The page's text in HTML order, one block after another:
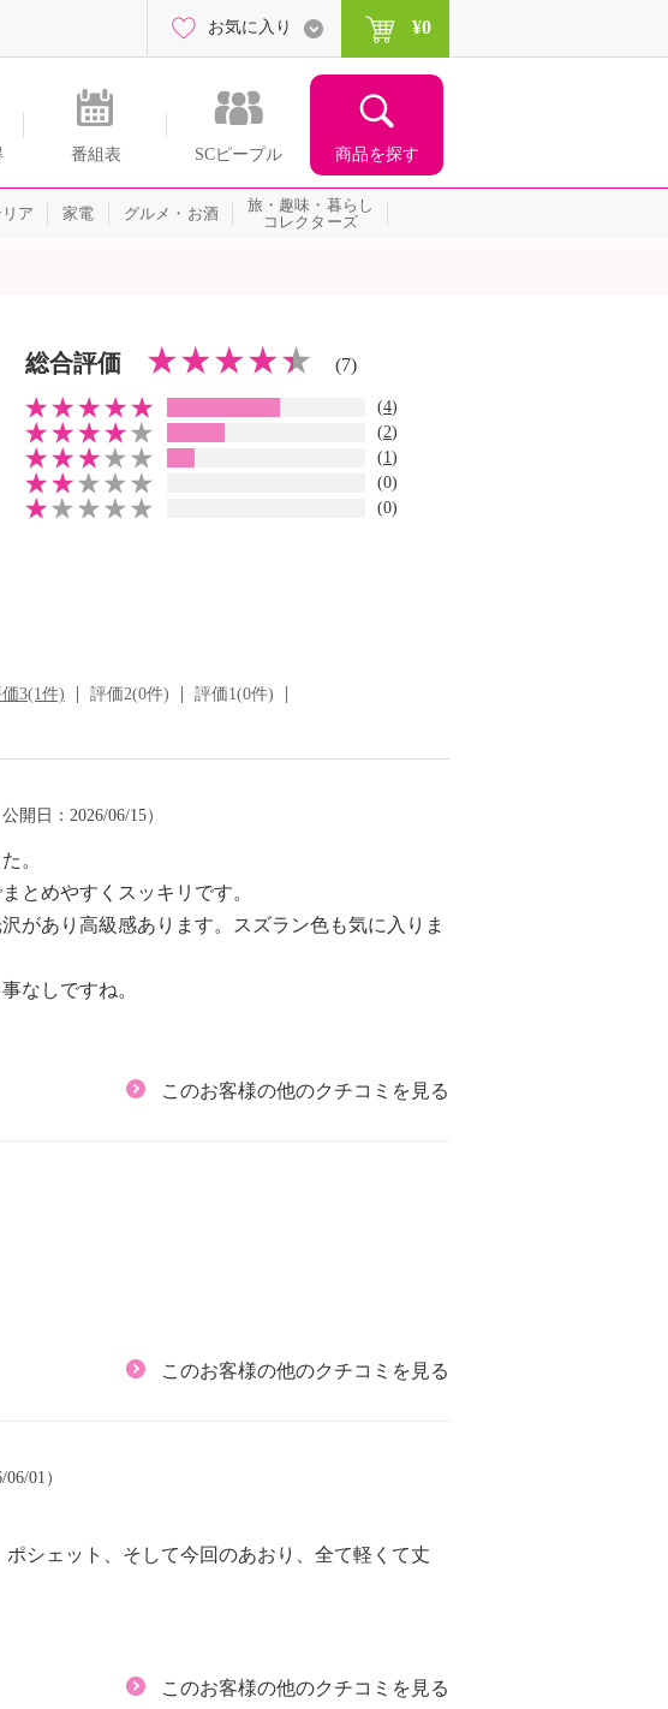
番組表 SCピープル 商品を探す
お気に入り ¥0
ア 家電 グルメ・お酒
旅・趣味・暮らし
コレクターズ
総合評価 (7)
(4)
(2)
(1 )
(0)
(0)
3(1件) 評価2(0件) 評価1(0件)
開日：2026/06/15）
。
とめやすくスッキリです。
があり高級感あります。スズラン色も気に入りま
なしですね。
このお客様の他のクチコミを見る
このお客様の他のクチコミを見る
01）
シェット、そして今回のあおり、全て軽くて丈
このお客様の他のクチコミを見る